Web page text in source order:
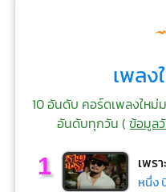
เพลง
10 อันดับ คอร์ดเพลงใหม่
อันดับทุกวัน (ข้อมูล
1 เพร
หนึ่ง